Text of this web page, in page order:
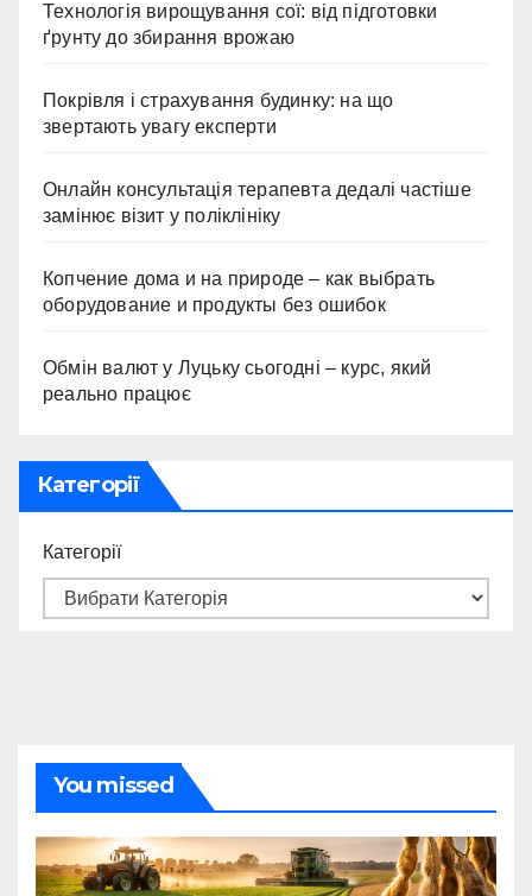
Технологія вирощування сої: від підготовки
ґрунту до збирання врожаю
Покрівля і страхування будинку: на що
звертають увагу експерти
Онлайн консультація терапевта дедалі частіше
замінює візит у поліклініку
Копчение дома и на природе – как выбрать
оборудование и продукты без ошибок
Обмін валют у Луцьку сьогодні – курс, який
реально працює
Категорії
Категорії
You missed